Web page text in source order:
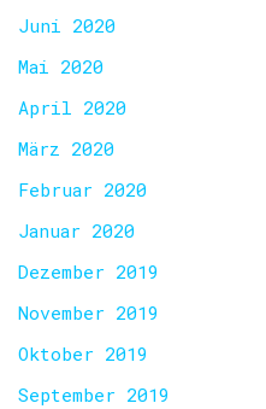
Juni 2020
Mai 2020
April 2020
März 2020
Februar 2020
Januar 2020
Dezember 2019
November 2019
Oktober 2019
September 2019